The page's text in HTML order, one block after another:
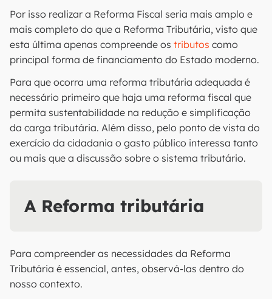
Por isso realizar a Reforma Fiscal seria mais amplo e
mais completo do que a Reforma Tributária, visto que
esta última apenas compreende os tributos como
principal forma de financiamento do Estado moderno.
Para que ocorra uma reforma tributária adequada é
necessário primeiro que haja uma reforma fiscal que
permita sustentabilidade na redução e simplificação
da carga tributária. Além disso, pelo ponto de vista do
exercício da cidadania o gasto público interessa tanto
ou mais que a discussão sobre o sistema tributário.
A Reforma tributária
Para compreender as necessidades da Reforma
Tributária é essencial, antes, observá-las dentro do
nosso contexto.